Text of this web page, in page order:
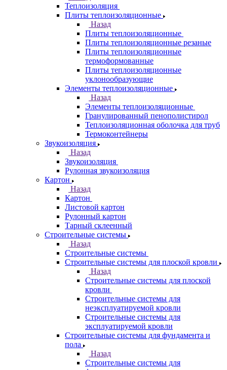
Теплоизоляция
Плиты теплоизоляционные
Назад
Плиты теплоизоляционные
Плиты теплоизоляционные резаные
Плиты теплоизоляционные
термоформованные
Плиты теплоизоляционные
уклонообразующие
Элементы теплоизоляционные
Назад
Элементы теплоизоляционные
Гранулированный пенополистирол
Теплоизоляционная оболочка для труб
Термоконтейнеры
Звукоизоляция
Назад
Звукоизоляция
Рулонная звукоизоляция
Картон
Назад
Картон
Листовой картон
Рулонный картон
Тарный склеенный
Строительные системы
Назад
Строительные системы
Строительные системы для плоской кровли
Назад
Строительные системы для плоской
кровли
Строительные системы для
неэксплуатируемой кровли
Строительные системы для
эксплуатируемой кровли
Строительные системы для фундамента и
пола
Назад
Строительные системы для